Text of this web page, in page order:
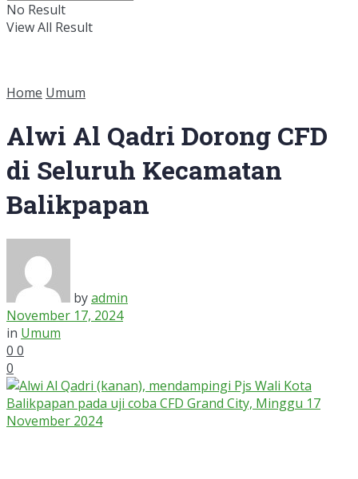
No Result
View All Result
Home Umum
Alwi Al Qadri Dorong CFD
di Seluruh Kecamatan
Balikpapan
byadmin
November 17, 2024
in Umum
0 0
0